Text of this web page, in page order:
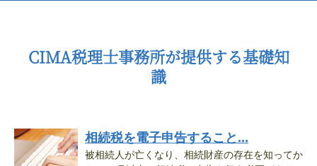
CIMA税理士事務所が提供する基礎知
識
相続税を電子申告すること...
被相続人が亡くなり、相続財産の存在を知ってか